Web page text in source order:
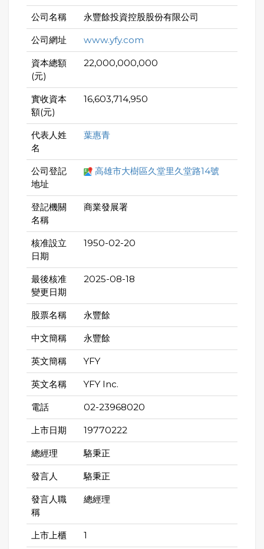
公司名稱 永豐餘投資控股股份有限公司
公司網址 www.yfy.com
資本總額
(元)
22,000,000,000
實收資本
額(元)
16,603,714,950
代表人姓
名
葉惠青
公司登記
地址
高雄市大樹區久堂里久堂路14號
登記機關
名稱
商業發展署
核准設立
日期
1950-02-20
最後核准
變更日期
2025-08-18
股票名稱 永豐餘
中文簡稱 永豐餘
英文簡稱 YFY
英文名稱 YFY Inc.
電話 02-23968020
上市日期 19770222
總經理 駱秉正
發言人 駱秉正
發言人職
稱
總經理
上市上櫃 1